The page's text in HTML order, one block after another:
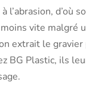
l’abrasion, d’où
vite malgré
extrait le
BG Plastic, ils